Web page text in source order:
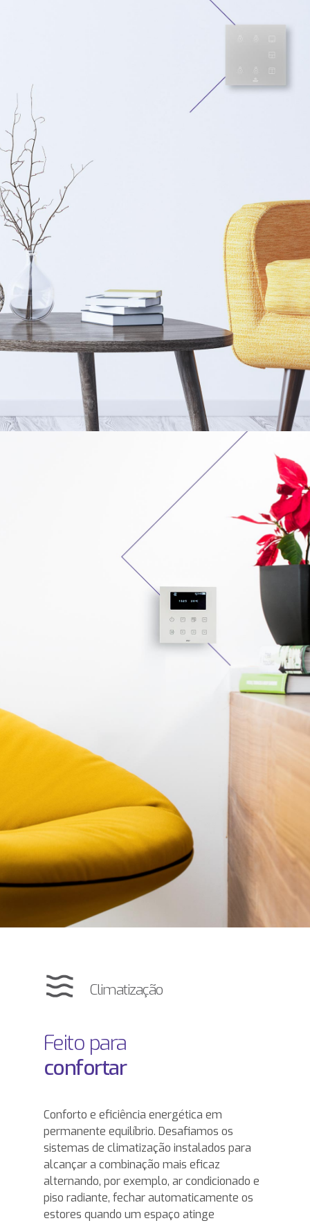
Climatização
Feito para
confortar
Conforto e eficiência energética em
permanente equilíbrio. Desafiamos os
sistemas de climatização instalados para
alcançar a combinação mais eficaz
alternando, por exemplo, ar condicionado e
piso radiante, fechar automaticamente os
estores quando um espaço atinge